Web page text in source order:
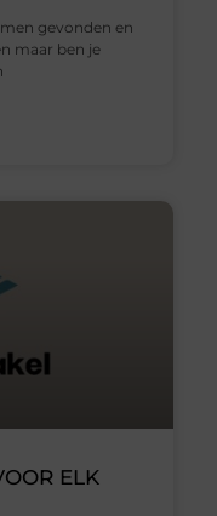
gevonden en
maar ben je
ELK